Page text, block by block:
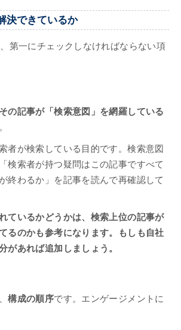
決できているか
第一にチェックしなければならない項
その記事が「検索意図」を網羅している
者が検索している目的です。検索意図
検索者が持つ疑問はこの記事ですべて
終わるか」を記事を読んで再確認して
ているかどうかは、検索上位の記事が
るのかも参考になります。もしも自社
があれば追加しましょう。
構成の順序です。エンゲージメントに